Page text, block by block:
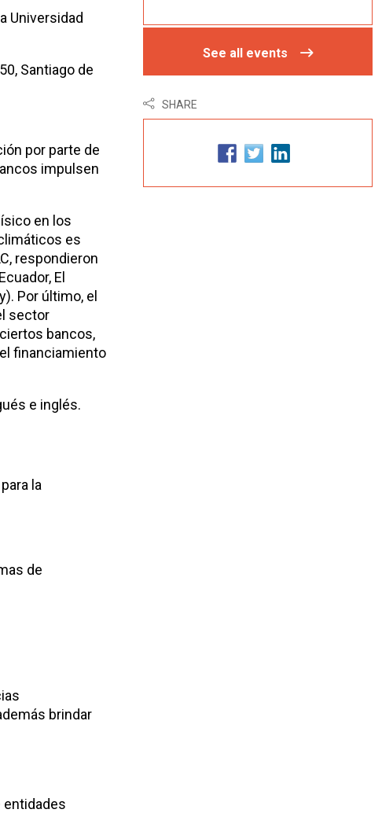
Universidad
Santiago de
por parte de
impulsen
en los
es
respondieron
El
Por último, el
sector
bancos,
financiamiento
e inglés.
la
de
brindar
entidades
See all events
SHARE